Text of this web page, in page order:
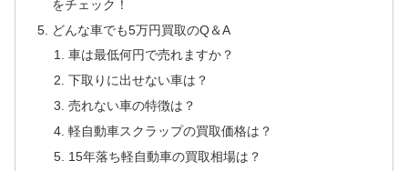
をチェック！
どんな車でも5万円買取のQ＆A
車は最低何円で売れますか？
下取りに出せない車は？
売れない車の特徴は？
軽自動車スクラップの買取価格は？
15年落ち軽自動車の買取相場は？